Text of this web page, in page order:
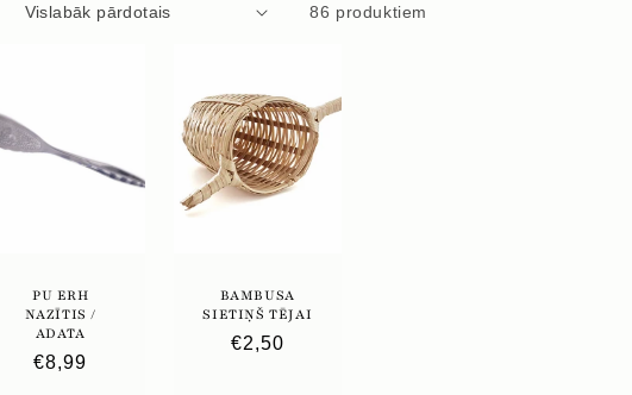
86 produktiem
PU ERH
NAZĪTIS /
ADATA
Parastā
€8,99
BAMBUSA
SIETIŅŠ TĒJAI
Parastā
€2,50